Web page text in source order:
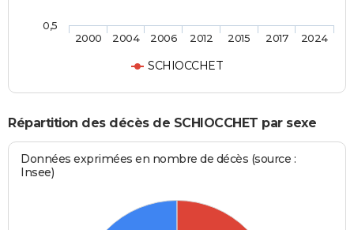
SCHIOCCHET
2000 2004 2006 2012 2015 2017 2024
0,5
Répartition des décès de SCHIOCCHET par sexe
Données exprimées en nombre de décès (source :
Insee)